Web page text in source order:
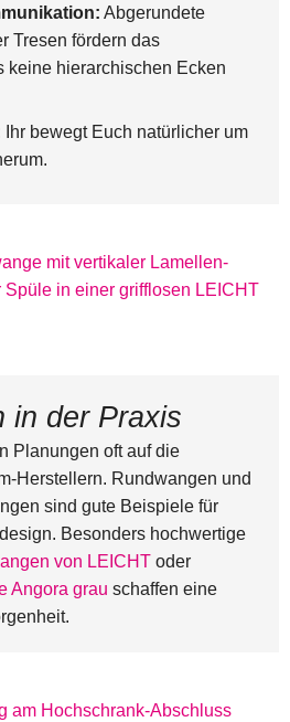
Abgerundete
Tresen fördern das
keine hierarchischen Ecken
Ihr bewegt Euch natürlicher um
in der Praxis
Planungen oft auf die
Herstellern. Rundwangen und
sind gute Beispiele für
Besonders hochwertige
von LEICHT oder
Angora grau schaffen eine